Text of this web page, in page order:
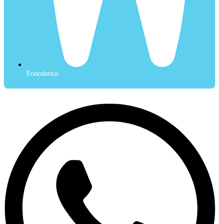
Endodontia